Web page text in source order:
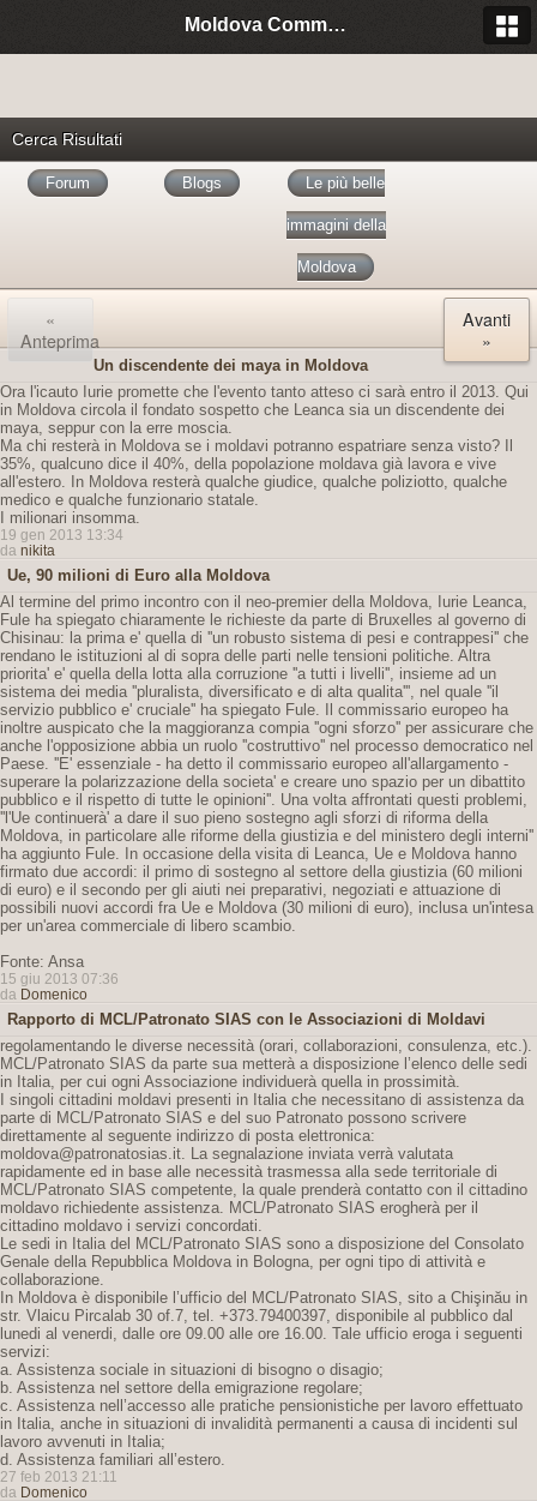
Moldova Community Italia
Cerca Risultati
Forum Blogs Le più belle
immagini della
Moldova
«
Anteprima
Avanti
»
Un discendente dei maya in Moldova
Ora l'icauto Iurie promette che l'evento tanto atteso ci sarà entro il 2013. Qui
in Moldova circola il fondato sospetto che Leanca sia un discendente dei
maya, seppur con la erre moscia.
Ma chi resterà in Moldova se i moldavi potranno espatriare senza visto? Il
35%, qualcuno dice il 40%, della popolazione moldava già lavora e vive
all'estero. In Moldova resterà qualche giudice, qualche poliziotto, qualche
medico e qualche funzionario statale.
I milionari insomma.
19 gen 2013 13:34
da nikita
Ue, 90 milioni di Euro alla Moldova
Al termine del primo incontro con il neo-premier della Moldova, Iurie Leanca,
Fule ha spiegato chiaramente le richieste da parte di Bruxelles al governo di
Chisinau: la prima e' quella di ''un robusto sistema di pesi e contrappesi'' che
rendano le istituzioni al di sopra delle parti nelle tensioni politiche. Altra
priorita' e' quella della lotta alla corruzione ''a tutti i livelli'', insieme ad un
sistema dei media ''pluralista, diversificato e di alta qualita''', nel quale ''il
servizio pubblico e' cruciale'' ha spiegato Fule. Il commissario europeo ha
inoltre auspicato che la maggioranza compia ''ogni sforzo'' per assicurare che
anche l'opposizione abbia un ruolo ''costruttivo'' nel processo democratico nel
Paese. ''E' essenziale - ha detto il commissario europeo all'allargamento -
superare la polarizzazione della societa' e creare uno spazio per un dibattito
pubblico e il rispetto di tutte le opinioni''. Una volta affrontati questi problemi,
''l'Ue continuerà' a dare il suo pieno sostegno agli sforzi di riforma della
Moldova, in particolare alle riforme della giustizia e del ministero degli interni''
ha aggiunto Fule. In occasione della visita di Leanca, Ue e Moldova hanno
firmato due accordi: il primo di sostegno al settore della giustizia (60 milioni
di euro) e il secondo per gli aiuti nei preparativi, negoziati e attuazione di
possibili nuovi accordi fra Ue e Moldova (30 milioni di euro), inclusa un'intesa
per un'area commerciale di libero scambio.
Fonte: Ansa
15 giu 2013 07:36
da Domenico
Rapporto di MCL/Patronato SIAS con le Associazioni di Moldavi
regolamentando le diverse necessità (orari, collaborazioni, consulenza, etc.).
MCL/Patronato SIAS da parte sua metterà a disposizione l’elenco delle sedi
in Italia, per cui ogni Associazione individuerà quella in prossimità.
I singoli cittadini moldavi presenti in Italia che necessitano di assistenza da
parte di MCL/Patronato SIAS e del suo Patronato possono scrivere
direttamente al seguente indirizzo di posta elettronica:
moldova@patronatosias.it. La segnalazione inviata verrà valutata
rapidamente ed in base alle necessità trasmessa alla sede territoriale di
MCL/Patronato SIAS competente, la quale prenderà contatto con il cittadino
moldavo richiedente assistenza. MCL/Patronato SIAS erogherà per il
cittadino moldavo i servizi concordati.
Le sedi in Italia del MCL/Patronato SIAS sono a disposizione del Consolato
Genale della Repubblica Moldova in Bologna, per ogni tipo di attività e
collaborazione.
In Moldova è disponibile l’ufficio del MCL/Patronato SIAS, sito a Chişinău in
str. Vlaicu Pircalab 30 of.7, tel. +373.79400397, disponibile al pubblico dal
lunedi al venerdi, dalle ore 09.00 alle ore 16.00. Tale ufficio eroga i seguenti
servizi:
a. Assistenza sociale in situazioni di bisogno o disagio;
b. Assistenza nel settore della emigrazione regolare;
c. Assistenza nell’accesso alle pratiche pensionistiche per lavoro effettuato
in Italia, anche in situazioni di invalidità permanenti a causa di incidenti sul
lavoro avvenuti in Italia;
d. Assistenza familiari all’estero.
27 feb 2013 21:11
da Domenico